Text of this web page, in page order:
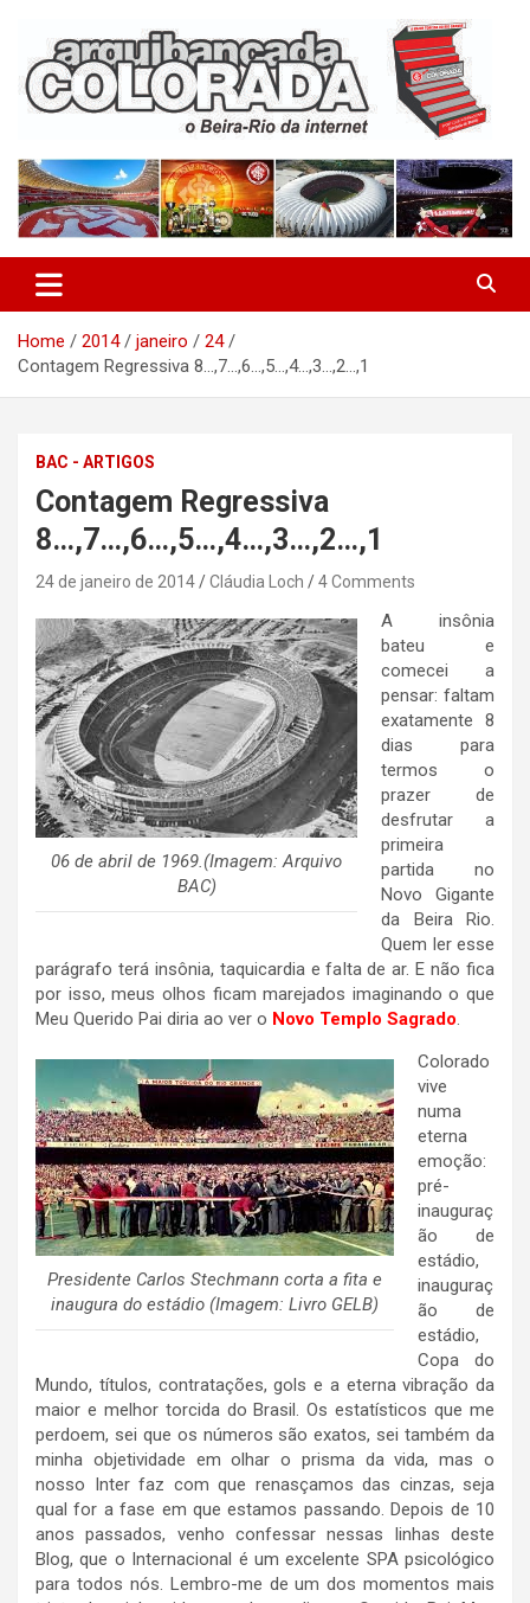
content
Arquibancada Colorada
Home 2014 janeiro
24
Contagem Regressiva 8…,7…,6…,5…,4…,3…,2…,1
BAC - ARTIGOS
Contagem Regressiva
8…,7…,6…,5…,4…,3…,2…,1
24 de janeiro de 2014 Cláudia Loch 4 Comments
06 de abril de 1969.(Imagem: Arquivo
BAC)
A insônia
bateu e
comecei a
pensar: faltam
exatamente 8
dias para
termos o
prazer de
desfrutar a
primeira
partida no
Novo Gigante
da Beira Rio.
Quem ler esse
parágrafo terá insônia, taquicardia e falta de ar. E não fica
por isso, meus olhos ficam marejados imaginando o que
Meu Querido Pai diria ao ver o Novo Templo Sagrado.
Presidente Carlos Stechmann corta a fita e
inaugura do estádio (Imagem: Livro GELB)
Colorado
vive
numa
eterna
emoção:
pré-
inauguraç
ão de
estádio,
inauguraç
ão de
estádio,
Copa do
Mundo, títulos, contratações, gols e a eterna vibração da
maior e melhor torcida do Brasil. Os estatísticos que me
perdoem, sei que os números são exatos, sei também da
minha objetividade em olhar o prisma da vida, mas o
nosso Inter faz com que renasçamos das cinzas, seja
qual for a fase em que estamos passando. Depois de 10
anos passados, venho confessar nessas linhas deste
Blog, que o Internacional é um excelente SPA psicológico
para todos nós. Lembro-me de um dos momentos mais